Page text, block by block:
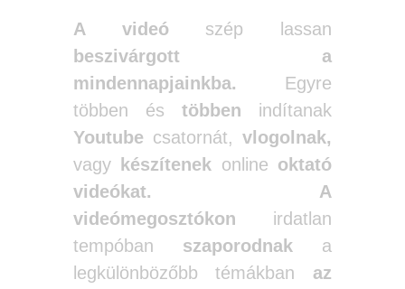
A videószép lassan
beszivárgott a
mindennapjainkba. Egyre
többen éstöbben indítanak
Youtube csatornát,vlogolnak,
vagy
készítenek online oktató
videókat.
A
videómegosztókon irdatlan
tempóban szaporodnak a
legkülönbözőbb témákban az